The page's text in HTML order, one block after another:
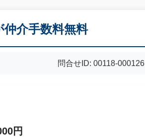
介手数料無料
問合せID: 00118-000126
円